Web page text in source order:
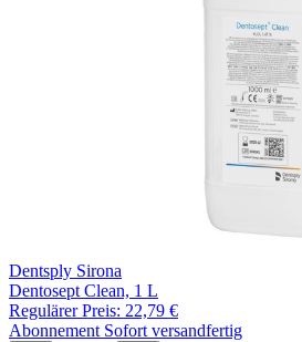
Dentsply Sirona
Dentosept Clean, 1 L
Regulärer Preis: 22,79 €
Abonnement Sofort versandfertig